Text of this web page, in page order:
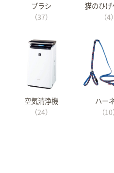
ブラシ
（37）
猫のひげ
（4）
空気清浄機
（24）
ハー
（10